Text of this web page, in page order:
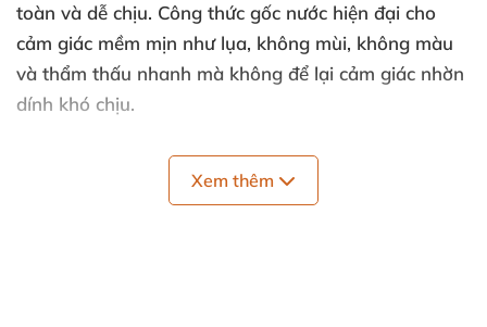
toàn và dễ chịu. Công thức gốc nước hiện đại cho
cảm giác mềm mịn như lụa, không mùi, không màu
và thẩm thấu nhanh mà không để lại cảm giác nhờn
dính khó chịu.
Thông số kỹ thuật nổi bật
Thương hiệu: TENGA – biểu tượng chất lượng từ
Xem thêm